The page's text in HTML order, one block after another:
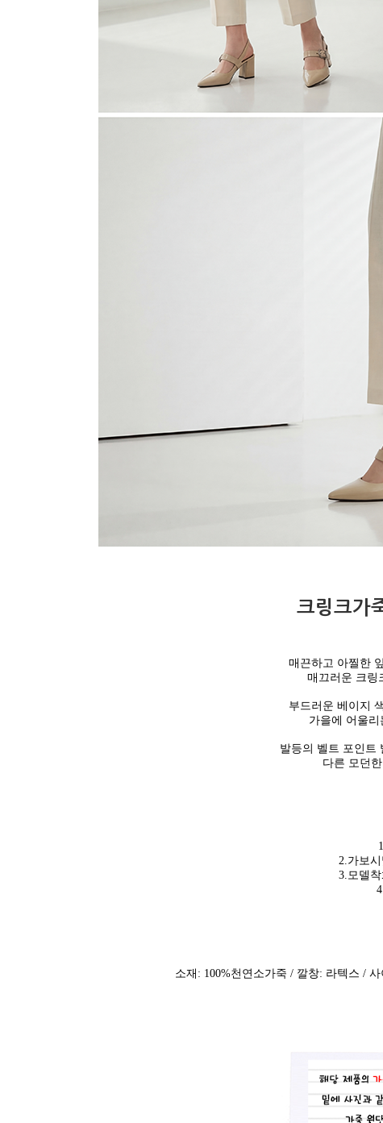
크링크가
매끈하고 아찔한
매끄러운 크링
부드러운 베이지
가을에 어울
발등의 벨트 포인트
다른 모던
2.가보
3.모델
소재: 100%천연소가죽 / 깔창: 라텍스 /